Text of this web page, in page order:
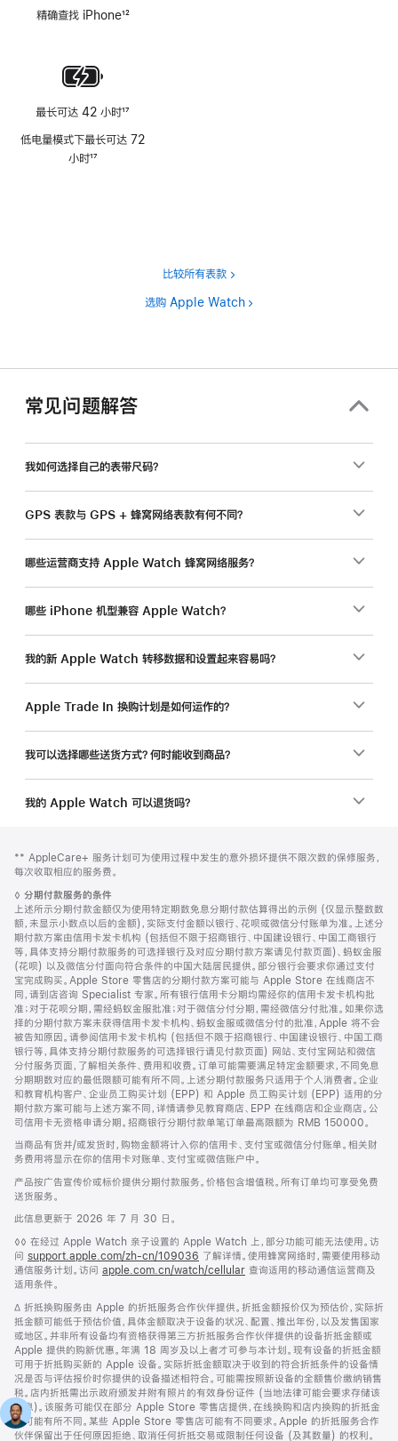
精确查找 iPhone12
最长可达 42 小时17
低电量模式下最长可达 72
小时17
比较所有表款
选购 Apple Watch
常见问题解答
我如何选择自己的表带尺码？
GPS 表款与 GPS + 蜂窝网络表款有何不同？
哪些运营商支持 Apple Watch 蜂窝网络服务？
哪些 iPhone 机型兼容 Apple Watch？
我的新 Apple Watch 转移数据和设置起来容易吗？
Apple Trade In 换购计划是如何运作的？
我可以选择哪些送货方式？何时能收到商品？
我的 Apple Watch 可以退货吗？
页
页
脚
脚
注
** AppleCare+ 服务计划可为使用过程中发生的意外损坏提供不限次数的保修服务，
每次收取相应的服务费。
脚
注
◊ 分期付款服务的条件
上述所示分期付款金额仅为使用特定期数免息分期付款估算得出的示例 (仅显示整数数
额，未显示小数点以后的金额)，实际支付金额以银行、花呗或微信分付账单为准。上述分
期付款方案由信用卡发卡机构 (包括但不限于招商银行、中国建设银行、中国工商银行
等，具体支持分期付款服务的可选择银行及对应分期付款方案请见付款页面)、蚂蚁金服
(花呗) 以及微信分付面向符合条件的中国大陆居民提供。部分银行会要求你通过支付
宝完成购买。Apple Store 零售店的分期付款方案可能与 Apple Store 在线商店不
同，请到店咨询 Specialist 专家。所有银行信用卡分期均需经你的信用卡发卡机构批
准；对于花呗分期，需经蚂蚁金服批准；对于微信分付分期，需经微信分付批准。如果你选
择的分期付款方案未获得信用卡发卡机构、蚂蚁金服或微信分付的批准，Apple 将不会
被告知原因。请参阅信用卡发卡机构 (包括但不限于招商银行、中国建设银行、中国工商
银行等，具体支持分期付款服务的可选择银行请见付款页面) 网站、支付宝网站和微信
分付服务页面，了解相关条件、费用和收费。订单可能需要满足特定金额要求，不同免息
分期期数对应的最低限额可能有所不同。上述分期付款服务只适用于个人消费者。企业
和教育机构客户、企业员工购买计划 (EPP) 和 Apple 员工购买计划 (EPP) 适用的分
期付款方案可能与上述方案不同，详情请参见教育商店、EPP 在线商店和企业商店。公
司信用卡无资格申请分期。招商银行分期付款单笔订单最高限额为 RMB 150000。
当商品有货并/或发货时，购物金额将计入你的信用卡、支付宝或微信分付账单。相关财
务费用将显示在你的信用卡对账单、支付宝或微信账户中。
产品按广告宣传价或标价提供分期付款服务。价格包含增值税。所有订单均可享受免费
送货服务。
此信息更新于 2026 年 7 月 30 日。
脚
注
◊◊ 在经过 Apple Watch 亲子设置的 Apple Watch 上，部分功能可能无法使用。访
问 support.apple.com/zh-cn/109036 (在
新
中
打
开)
了解详情。使用蜂窝网络时，需要使用移动
通信服务计划。访问 apple.com.cn/watch/cellular 查询适用的移动通信运营商及
适用条件。
脚
注
∆ 折抵换购服务由 Apple 的折抵服务合作伙伴提供。折抵金额报价仅为预估价，实际折
抵金额可能低于预估价值，具体金额取决于设备的状况、配置、推出年份，以及发售国家
或地区。并非所有设备均有资格获得第三方折抵服务合作伙伴提供的设备折抵金额或
Apple 提供的购新优惠。年满 18 周岁及以上者才可参与本计划。现有设备的折抵金额
可用于折抵购买新的 Apple 设备。实际折抵金额取决于收到的符合折抵条件的设备情
况是否与评估报价时你提供的设备描述相符合。可能需按照新设备的全额售价缴纳销售
税。店内折抵需出示政府颁发并附有照片的有效身份证件 (当地法律可能会要求存储该
信息)。该服务可能仅在部分 Apple Store 零售店提供，在线换购和店内换购的折抵金
额可能有所不同。某些 Apple Store 零售店可能有不同要求。Apple 的折抵服务合作
伙伴保留出于任何原因拒绝、取消任何折抵交易或限制任何设备 (及其数量) 的权利。